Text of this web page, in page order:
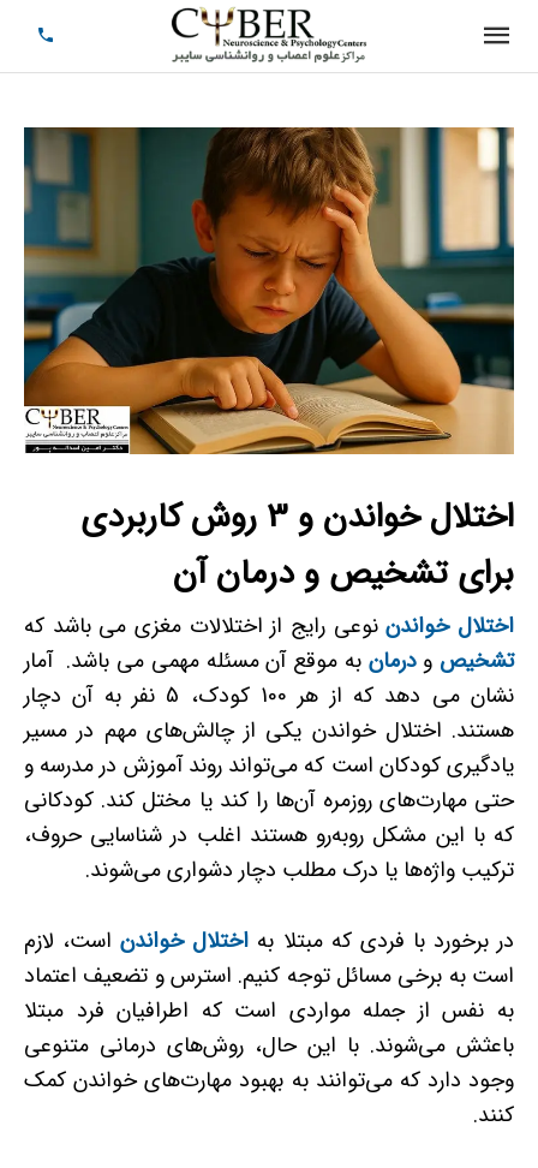
اختلال خواندن و3 روش کاربردی
برای تشخیص و درمان آن
اختلال خواندننوعی رایج از اختلالات مغزی می باشد که
تشخیص ودرمان به موقع آن مسئله مهمی می باشد. آمار
نشان می دهد که از هر 100 کودک، 5 نفر به آن دچار
هستند. اختلال خواندن یکی از چالش‌های مهم در مسیر
یادگیری کودکان است که می‌تواند روند آموزش در مدرسه و
حتی مهارت‌های روزمره آن‌ها را کند یا مختل کند. کودکانی
که با این مشکل روبه‌رو هستند اغلب در شناسایی حروف،
ترکیب واژه‌ها یا درک مطلب دچار دشواری می‌شوند.
در برخورد با فردی که مبتلا به اختلال خواندناست، لازم
است به برخی مسائل توجه کنیم. استرس و تضعیف اعتماد
به نفس از جمله مواردی است که اطرافیان فرد مبتلا
باعثش می‌شوند. با این حال، روش‌های درمانی متنوعی
وجود دارد که می‌توانند به بهبود مهارت‌های خواندن کمک
کنند.